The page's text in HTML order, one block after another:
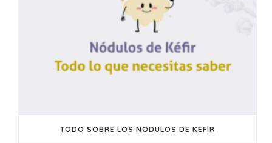
TODO SOBRE LOS NODULOS DE KEFIR